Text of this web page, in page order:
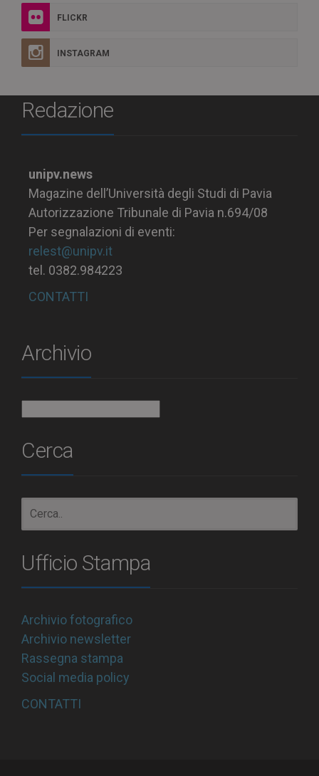
FLICKR
INSTAGRAM
Redazione
unipv.news
Magazine dell’Università degli Studi di Pavia
Autorizzazione Tribunale di Pavia n.694/08
Per segnalazioni di eventi:
relest@unipv.it
tel. 0382.984223
CONTATTI
Archivio
Cerca
Ufficio Stampa
Archivio fotografico
Archivio newsletter
Rassegna stampa
Social media policy
CONTATTI